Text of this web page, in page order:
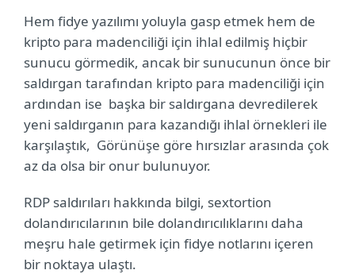
Hem fidye yazılımı yoluyla gasp etmek hem de
kripto para madenciliği için ihlal edilmiş hiçbir
sunucu görmedik, ancak bir sunucunun önce bir
saldırgan tarafından kripto para madenciliği için
ardından ise başka bir saldırgana devredilerek
yeni saldırganın para kazandığı ihlal örnekleri ile
karşılaştık, Görünüşe göre hırsızlar arasında çok
az da olsa bir onur bulunuyor.
RDP saldırıları hakkında bilgi, sextortion
dolandırıcılarının bile dolandırıcılıklarını daha
meşru hale getirmek için fidye notlarını içeren
bir noktaya ulaştı.